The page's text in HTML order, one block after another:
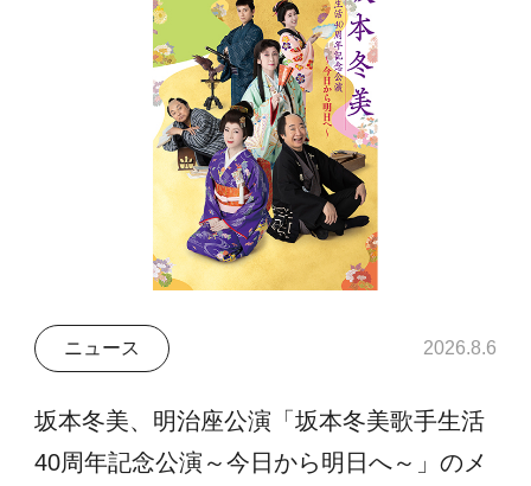
ニュース 2026.8.6
坂本冬美、明治座公演「坂本冬美歌手生活
40周年記念公演～今日から明日へ～」のメ